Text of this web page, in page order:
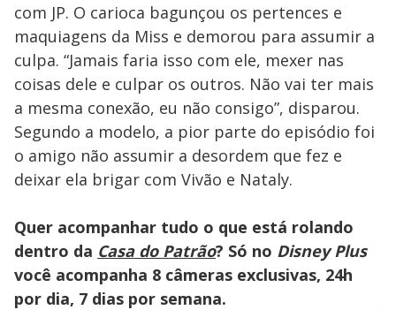
com JP. O carioca bagunçou os pertences e
maquiagens da Miss e demorou para assumir a
culpa. “Jamais faria isso com ele, mexer nas
coisas dele e culpar os outros. Não vai ter mais
a mesma conexão, eu não consigo”, disparou.
Segundo a modelo, a pior parte do episódio foi
o amigo não assumir a desordem que fez e
deixar ela brigar com Vivão e Nataly.
Quer acompanhar tudo o que está rolando
dentro da Casa do Patrão? Só no Disney Plus
você acompanha 8 câmeras exclusivas, 24h
por dia, 7 dias por semana.